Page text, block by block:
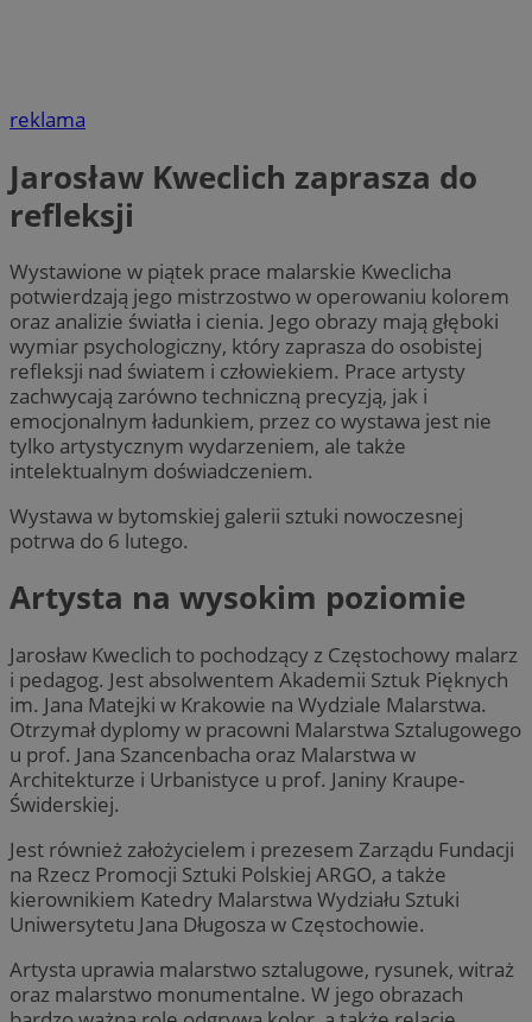
reklama
Jarosław Kweclich zaprasza do
refleksji
Wystawione w piątek prace malarskie Kweclicha
potwierdzają jego mistrzostwo w operowaniu kolorem
oraz analizie światła i cienia. Jego obrazy mają głęboki
wymiar psychologiczny, który zaprasza do osobistej
refleksji nad światem i człowiekiem. Prace artysty
zachwycają zarówno techniczną precyzją, jak i
emocjonalnym ładunkiem, przez co wystawa jest nie
tylko artystycznym wydarzeniem, ale także
intelektualnym doświadczeniem.
Wystawa w bytomskiej galerii sztuki nowoczesnej
potrwa do 6 lutego.
Artysta na wysokim poziomie
Jarosław Kweclich to pochodzący z Częstochowy malarz
i pedagog. Jest absolwentem Akademii Sztuk Pięknych
im. Jana Matejki w Krakowie na Wydziale Malarstwa.
Otrzymał dyplomy w pracowni Malarstwa Sztalugowego
u prof. Jana Szancenbacha oraz Malarstwa w
Architekturze i Urbanistyce u prof. Janiny Kraupe-
Świderskiej.
Jest również założycielem i prezesem Zarządu Fundacji
na Rzecz Promocji Sztuki Polskiej ARGO, a także
kierownikiem Katedry Malarstwa Wydziału Sztuki
Uniwersytetu Jana Długosza w Częstochowie.
Artysta uprawia malarstwo sztalugowe, rysunek, witraż
oraz malarstwo monumentalne. W jego obrazach